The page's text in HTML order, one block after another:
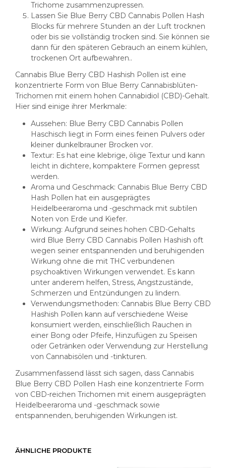
Trichome zusammenzupressen.
Lassen Sie Blue Berry CBD Cannabis Pollen Hash
Blocks für mehrere Stunden an der Luft trocknen
oder bis sie vollständig trocken sind. Sie können sie
dann für den späteren Gebrauch an einem kühlen,
trockenen Ort aufbewahren..
Cannabis Blue Berry CBD Hashish Pollen ist eine
konzentrierte Form von Blue Berry Cannabisblüten-
Trichomen mit einem hohen Cannabidiol (CBD)-Gehalt.
Hier sind einige ihrer Merkmale:
Aussehen: Blue Berry CBD Cannabis Pollen
Haschisch liegt in Form eines feinen Pulvers oder
kleiner dunkelbrauner Brocken vor.
Textur: Es hat eine klebrige, ölige Textur und kann
leicht in dichtere, kompaktere Formen gepresst
werden.
Aroma und Geschmack: Cannabis Blue Berry CBD
Hash Pollen hat ein ausgeprägtes
Heidelbeeraroma und -geschmack mit subtilen
Noten von Erde und Kiefer.
Wirkung: Aufgrund seines hohen CBD-Gehalts
wird Blue Berry CBD Cannabis Pollen Hashish oft
wegen seiner entspannenden und beruhigenden
Wirkung ohne die mit THC verbundenen
psychoaktiven Wirkungen verwendet. Es kann
unter anderem helfen, Stress, Angstzustände,
Schmerzen und Entzündungen zu lindern.
Verwendungsmethoden: Cannabis Blue Berry CBD
Hashish Pollen kann auf verschiedene Weise
konsumiert werden, einschließlich Rauchen in
einer Bong oder Pfeife, Hinzufügen zu Speisen
oder Getränken oder Verwendung zur Herstellung
von Cannabisölen und -tinkturen.
Zusammenfassend lässt sich sagen, dass Cannabis
Blue Berry CBD Pollen Hash eine konzentrierte Form
von CBD-reichen Trichomen mit einem ausgeprägten
Heidelbeeraroma und -geschmack sowie
entspannenden, beruhigenden Wirkungen ist.
ÄHNLICHE PRODUKTE